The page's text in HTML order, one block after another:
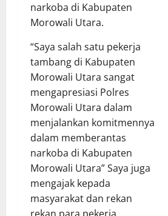
narkoba di Kabupaten
Morowali Utara.
“Saya salah satu pekerja
tambang di Kabupaten
Morowali Utara sangat
mengapresiasi Polres
Morowali Utara dalam
menjalankan komitmennya
dalam memberantas
narkoba di Kabupaten
Morowali Utara” Saya juga
mengajak kepada
masyarakat dan rekan